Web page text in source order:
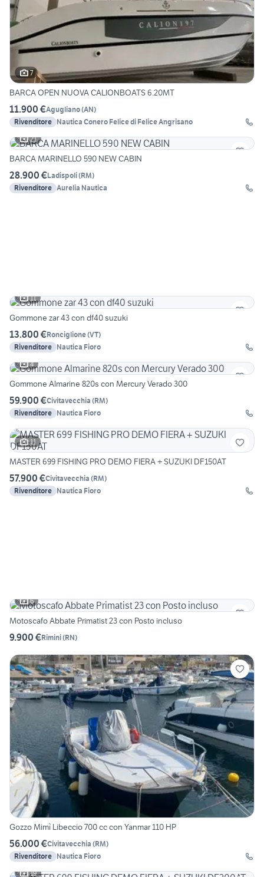
7
BARCA OPEN NUOVA CALIONBOATS 6.20MT
11.900 €Agugliano(AN)
Rivenditore Nautica Conero Felice di Felice Angrisano
21
BARCA MARINELLO 590 NEW CABIN
28.900 €Ladispoli(RM)
Rivenditore Aurelia Nautica
11
Gommone zar 43 con df40 suzuki
13.800 €Ronciglione(VT)
Rivenditore Nautica Fioro
4
Gommone Almarine 820s con Mercury Verado 300
59.900 €Civitavecchia (RM)
Rivenditore Nautica Fioro
11
MASTER 699 FISHING PRO DEMO FIERA + SUZUKI DF150AT
57.900 €Civitavecchia (RM)
Rivenditore Nautica Fioro
6
Motoscafo Abbate Primatist 23 con Posto incluso
9.900 €Rimini(RN)
Gozzo Mimì Libeccio 700 cc con Yanmar 110 HP
56.000 €Civitavecchia (RM)
Rivenditore Nautica Fioro
19